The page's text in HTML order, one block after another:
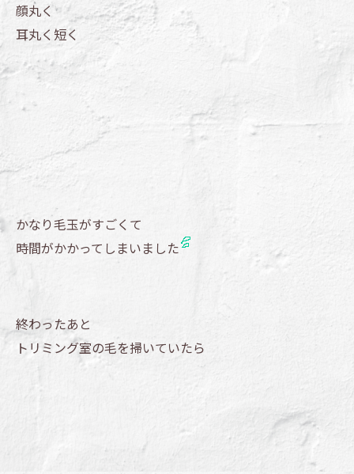
顔丸く
耳丸く短く
かなり毛玉がすごくて
時間がかかってしまいました
終わったあと
トリミング室の毛を掃いていたら